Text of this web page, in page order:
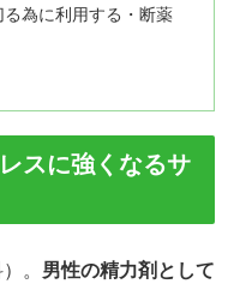
為に利用する・断薬
スに強くなるサ
。 男性の精力剤として